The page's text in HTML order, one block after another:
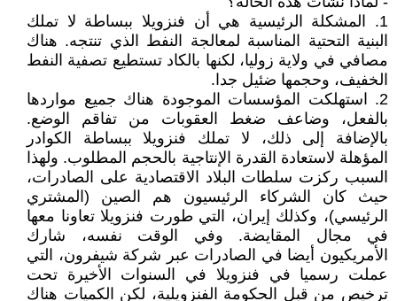
1. المشكلة الرئيسية هي أن فنزويلا ببساطة لا تملك
البنية التحتية المناسبة لمعالجة النفط الذي تنتجه. هناك
مصافي في ولاية زوليا، لكنها بالكاد تستطيع تصفية النفط
الخفيف، وحجمها ضئيل جدا.
2. استهلكت المؤسسات الموجودة هناك جميع مواردها
بالفعل، وضاعف ضغط العقوبات من تفاقم الوضع.
بالإضافة إلى ذلك، لا تملك فنزويلا ببساطة الكوادر
المؤهلة لاستعادة القدرة الإنتاجية بالحجم المطلوب. ولهذا
السبب ركزت سلطات البلاد الاقتصادية على الصادرات،
حيث كان الشركاء الرئيسيون هم الصين (المشتري
الرئيسي)، وكذلك إيران، التي طورت فنزويلا تعاونا معها
في مجال المقايضة. وفي الوقت نفسه، شارك
الأمريكيون أيضا في الصادرات عبر شركة شيفرون، التي
عملت رسميا في فنزويلا في السنوات الأخيرة تحت
ترخيص من قبل الحكومة الفنزويلية، لكن الكميات هناك